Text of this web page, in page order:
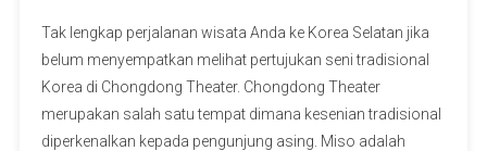
Tak lengkap perjalanan wisata Anda ke Korea Selatan jika
belum menyempatkan melihat pertujukan seni tradisional
Korea di Chongdong Theater. Chongdong Theater
merupakan salah satu tempat dimana kesenian tradisional
diperkenalkan kepada pengunjung asing. Miso adalah